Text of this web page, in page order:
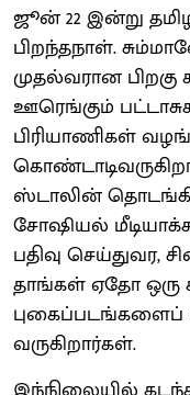
ஜூன் 22 இன்று
பிறந்தநாள்.
முதல்வரான
ஊரெங்கும்
பிரியாணிகள்
ஸ்டாலின்
சோஷியல்
பதிவு செய்துவர,
தாங்கள் ஏதோ ஒரு
புகைப்படங்களைப்
வருகிறார்கள்.